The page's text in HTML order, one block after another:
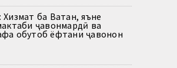
ба Ватан, яъне
ҷавонмардӣ ва
обутоб ёфтани ҷавонон